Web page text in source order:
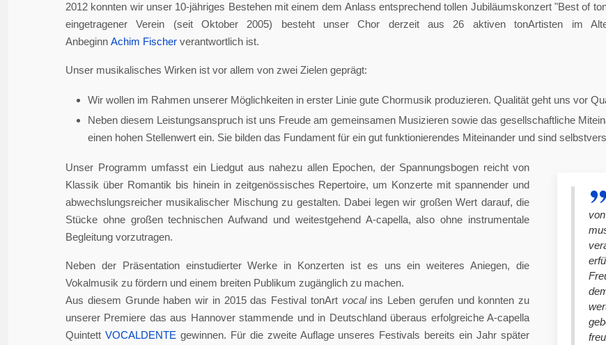
2012 konnten wir unser 10-jähriges Bestehen mit einem dem Anlass entsprechend tollen Jubiläumskonzert "Best of
eingetragener Verein (seit Oktober 2005) besteht unser Chor derzeit aus 26 aktiven tonArtisten im
Anbeginn Achim Fischer verantwortlich ist.
Unser musikalisches Wirken ist vor allem von zwei Zielen geprägt:
Wir wollen im Rahmen unserer Möglichkeiten in erster Linie gute Chormusik produzieren. Qualität geht uns vor
Neben diesem Leistungsanspruch ist uns Freude am gemeinsamen Musizieren sowie das gesellschaftliche
einen hohen Stellenwert ein. Sie bilden das Fundament für ein gut funktionierendes Miteinander und sind
Unser Programm umfasst ein Liedgut aus nahezu allen Epochen, der Spannungsbogen reicht von
Klassik über Romantik bis hinein in zeitgenössisches Repertoire, um Konzerte mit spannender und
abwechslungsreicher musikalischer Mischung zu gestalten. Dabei legen wir großen Wert darauf, die
Stücke ohne großen technischen Aufwand und weitestgehend A-capella, also ohne instrumentale
Begleitung vorzutragen.
Neben der Präsentation einstudierter Werke in Konzerten ist es uns ein weiteres Aniegen, die
Vokalmusik zu fördern und einem breiten Publikum zugänglich zu machen.
Aus diesem Grunde haben wir in 2015 das Festival tonArt vocal ins Leben gerufen und konnten zu
unserer Premiere das aus Hannover stammende und in Deutschland überaus erfolgreiche A-capella
Quintett VOCALDENTE gewinnen. Für die zweite Auflage unseres Festivals bereits ein Jahr später